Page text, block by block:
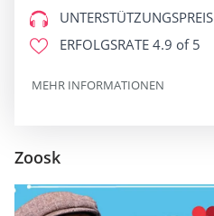
UNTERSTÜTZUNGSPREIS
ERFOLGSRATE 4.9 of 5
MEHR INFORMATIONEN
Zoosk